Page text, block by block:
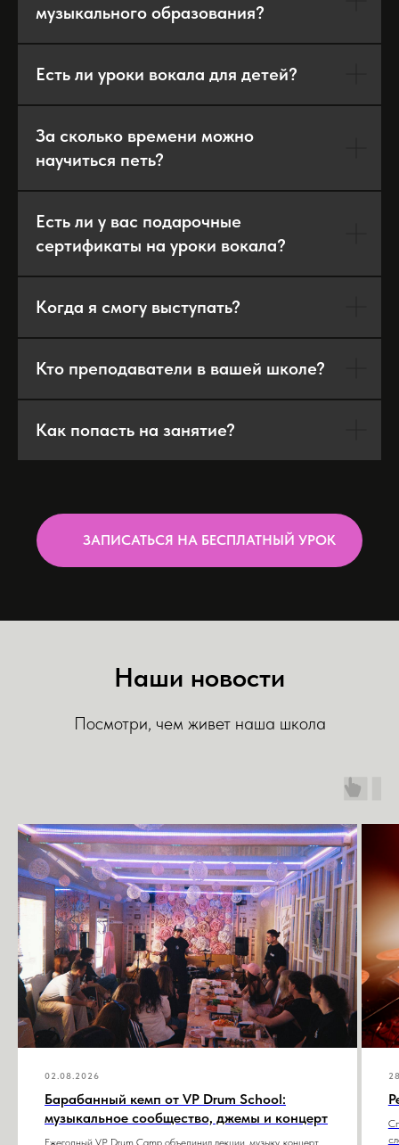
музыкального образования?
Есть ли уроки вокала для детей?
За сколько времени можно
научиться петь?
Есть ли у вас подарочные
сертификаты на уроки вокала?
Когда я смогу выступать?
Кто преподаватели в вашей школе?
Как попасть на занятие?
ЗАПИСАТЬСЯ НА БЕСПЛАТНЫЙ УРОК
Наши новости
Посмотри, чем живет наша школа
02.08.2026
Барабанный кемп от VP Drum School:
музыкальное сообщество, джемы и концерт
Ежегодный VP Drum Camp объединил лекции, музыку, концерт